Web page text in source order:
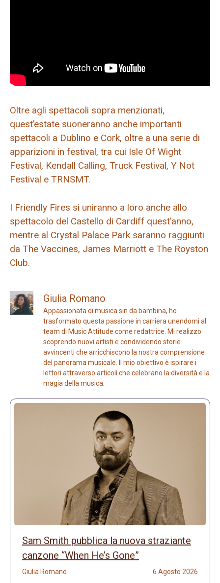
Oltre agli spettacoli sopra menzionati,
quest’estate suoneranno anche importanti
spettacoli a Dublino e Cork, oltre a una serie di
apparizioni in festival, tra cui Isle Of Wight
Festival, Kendall Calling, Truck Festival, Y Not
Festival e TRNSMT.
I Friendly Fires si uniranno a loro anche allo
spettacolo del Castello di Cardiff quest’anno,
mentre al Crystal Palace Park saranno raggiunti
da The Vaccines, James Marriott e The Royston
Club.
Giulia Romano
Appassionata di musica sin da bambina, ho
trasformato questa passione in carriera unendomi al
team di Music Attitude come redattrice. Mi realizzo
scoprendo nuovi artisti e condividendo storie
avvincenti che arricchiscono la nostra comprensione
del panorama musicale. Il mio obiettivo è ispirare i
lettori attraverso articoli che celebrano la diversità e la
magia della musica.
Sam Smith pubblica la nuova straziante
canzone “When He’s Gone”
Giulia Romano 6 Agosto 2026